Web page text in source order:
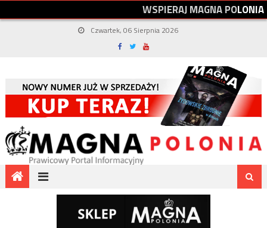
WSPIERAJMAGNAPOLONIA
Czwartek, 06 Sierpnia 2026